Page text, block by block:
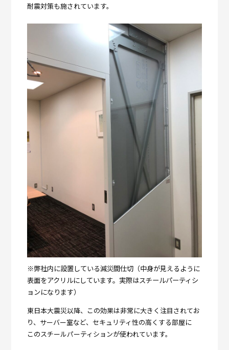
耐震対策も施されています。
※弊社内に設置している減災間仕切（中身が見えるように
表面をアクリルにしています。実際はスチールパーティシ
ョンになります）
東日本大震災以降、この効果は非常に大きく注目されてお
り、サーバー室など、セキュリティ性の高くする部屋に
このスチールパーティションが使われています。